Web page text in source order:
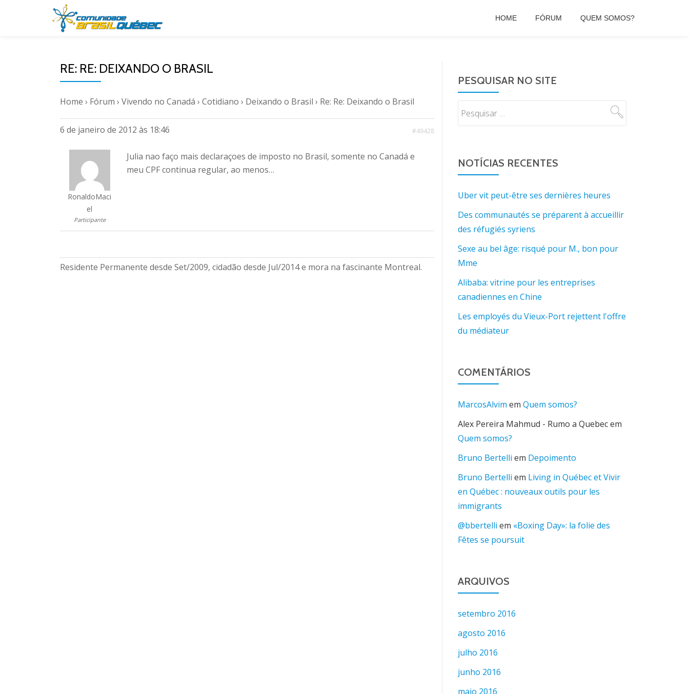
HOME FÓRUM QUEM SOMOS?
RE: RE: DEIXANDO O BRASIL
Home › Fórum › Vivendo no Canadá › Cotidiano › Deixando o Brasil › Re: Re: Deixando o Brasil
6 de janeiro de 2012 às 18:46 #49428
RonaldoMaci
el
Participante
Julia nao faço mais declaraçoes de imposto no Brasil, somente no Canadá e
meu CPF continua regular, ao menos…
Residente Permanente desde Set/2009, cidadão desde Jul/2014 e mora na fascinante Montreal.
PESQUISAR NO SITE
NOTÍCIAS RECENTES
Uber vit peut-être ses dernières heures
Des communautés se préparent à accueillir
des réfugiés syriens
Sexe au bel âge: risqué pour M., bon pour
Mme
Alibaba: vitrine pour les entreprises
canadiennes en Chine
Les employés du Vieux-Port rejettent l'offre
du médiateur
COMENTÁRIOS
MarcosAlvim em Quem somos?
Alex Pereira Mahmud - Rumo a Quebecem
Quem somos?
Bruno Bertelli em Depoimento
Bruno Bertelli em Living in Québec et Vivir
en Québec : nouveaux outils pour les
immigrants
@bbertelli em «Boxing Day»: la folie des
Fêtes se poursuit
ARQUIVOS
setembro 2016
agosto 2016
julho 2016
junho 2016
maio 2016